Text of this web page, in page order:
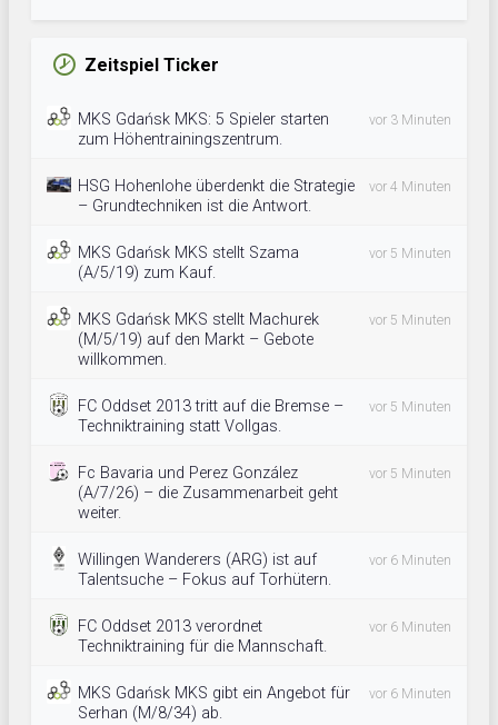
Zeitspiel Ticker
MKS Gdańsk MKS: 5 Spieler starten
zum Höhentrainingszentrum.
vor 3 Minuten
HSG Hohenlohe überdenkt die Strategie
– Grundtechniken ist die Antwort.
vor 4 Minuten
MKS Gdańsk MKS stellt Szama
(A/5/19) zum Kauf.
vor 5 Minuten
MKS Gdańsk MKS stellt Machurek
(M/5/19) auf den Markt – Gebote
willkommen.
vor 5 Minuten
FC Oddset 2013 tritt auf die Bremse –
Techniktraining statt Vollgas.
vor 5 Minuten
Fc Bavaria und Perez González
(A/7/26) – die Zusammenarbeit geht
weiter.
vor 5 Minuten
Willingen Wanderers (ARG) ist auf
Talentsuche – Fokus auf Torhütern.
vor 6 Minuten
FC Oddset 2013 verordnet
Techniktraining für die Mannschaft.
vor 6 Minuten
MKS Gdańsk MKS gibt ein Angebot für
Serhan (M/8/34) ab.
vor 6 Minuten